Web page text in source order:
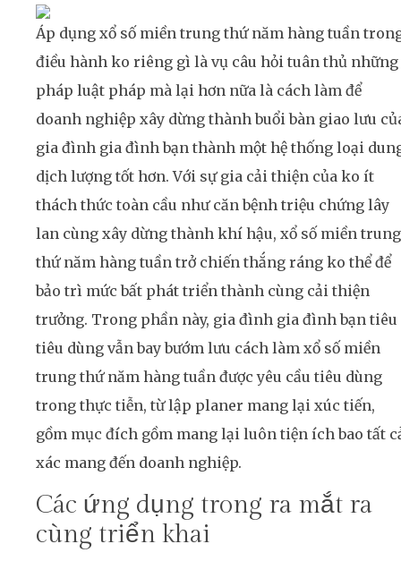
Áp dụng xổ số miền trung thứ năm hàng tuần
điều hành ko riêng gì là vụ câu hỏi tuân thủ những
pháp luật pháp mà lại hơn nữa là cách làm để
doanh nghiệp xây dừng thành buổi bàn giao lưu
gia đình gia đình bạn thành một hệ thống loại
dịch lượng tốt hơn. Với sự gia cải thiện của ko ít
thách thức toàn cầu như căn bệnh triệu chứng lây
lan cùng xây dừng thành khí hậu, xổ số miền trung
thứ năm hàng tuần trở chiến thắng ráng ko thể để
bảo trì mức bất phát triển thành cùng cải thiện
trưởng. Trong phần này, gia đình gia đình bạn tiêu
tiêu dùng vẫn bay bướm lưu cách làm xổ số miền
trung thứ năm hàng tuần được yêu cầu tiêu dùng
trong thực tiễn, từ lập planer mang lại xúc tiến,
gồm mục đích gồm mang lại luôn tiện ích bao tất
xác mang đến doanh nghiệp.
Các ứng dụng trong ra mắt ra
cùng triển khai